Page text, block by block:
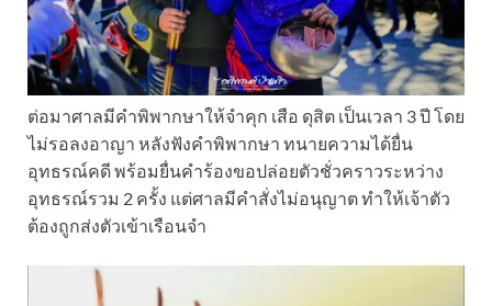
ต่อมาศาลมีคำพิพากษาให้จำคุก เสือ ดุสิต เป็นเวลา 3 ปี โดย
ไม่รอลงอาญา หลังฟังคำพิพากษา ทนายความได้ยื่น
อุทธรณ์คดี พร้อมยื่นคำร้องขอปล่อยตัวชั่วคราวระหว่าง
อุทธรณ์รวม 2 ครั้ง แต่ศาลมีคำสั่งไม่อนุญาต ทำให้เจ้าตัว
ต้องถูกส่งตัวเข้าเรือนจำ